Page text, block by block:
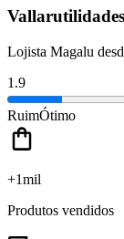
Vallarutilidades
Lojista Magalu
1.9
RuimÓtimo
+1mil
Produtos vendidos